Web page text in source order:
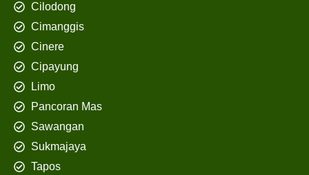
Cilodong
Cimanggis
Cinere
Cipayung
Limo
Pancoran Mas
Sawangan
Sukmajaya
Tapos